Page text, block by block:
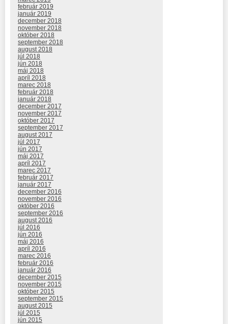
február 2019
január 2019
december 2018
november 2018
október 2018
september 2018
august 2018
júl 2018
jún 2018
máj 2018
apríl 2018
marec 2018
február 2018
január 2018
december 2017
november 2017
október 2017
september 2017
august 2017
júl 2017
jún 2017
máj 2017
apríl 2017
marec 2017
február 2017
január 2017
december 2016
november 2016
október 2016
september 2016
august 2016
júl 2016
jún 2016
máj 2016
apríl 2016
marec 2016
február 2016
január 2016
december 2015
november 2015
október 2015
september 2015
august 2015
júl 2015
jún 2015